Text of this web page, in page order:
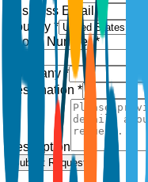
Business Email *
Country *
Phone Number *
Company *
Designation *
Description
Submit Request